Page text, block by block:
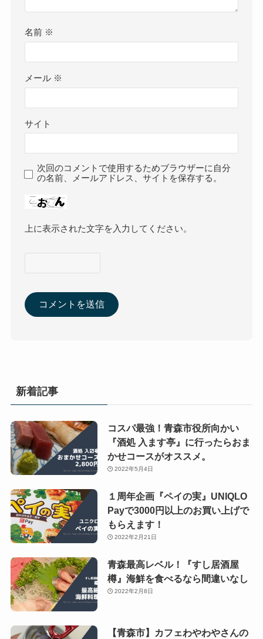
名前 ※
メール ※
サイト
次回のコメントで使用するためブラウザーに自分
の名前、メールアドレス、サイトを保存する。
上に表示された文字を入力してください。
新着記事
コスパ最強！青森市役所向かい
『酒処 入ます亭』に行ったらおま
かせコースがオススメ。
2022年5月4日
１周年企画『ペイの実』UNIQLO
Payで3000円以上のお買い上げで
もらえます！
2022年2月21日
青森最高レベル！『すし居酒屋
樽』海鮮を食べるなら間違いなし
2022年2月8日
【青森市】カフェわやわやさんの